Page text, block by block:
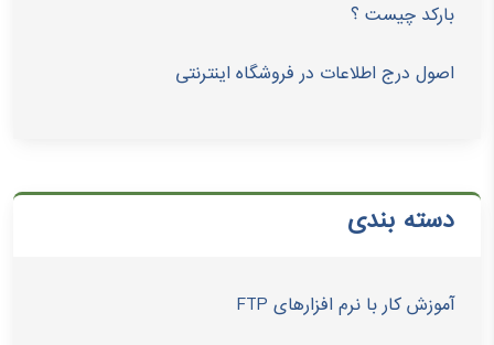
بارکد چیست ؟
اصول درج اطلاعات در فروشگاه اینترنتی
دسته بندی
آموزش کار با نرم افزارهای FTP